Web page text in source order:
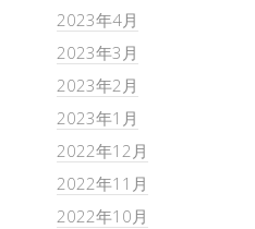
2023年4月
2023年3月
2023年2月
2023年1月
2022年12月
2022年11月
2022年10月